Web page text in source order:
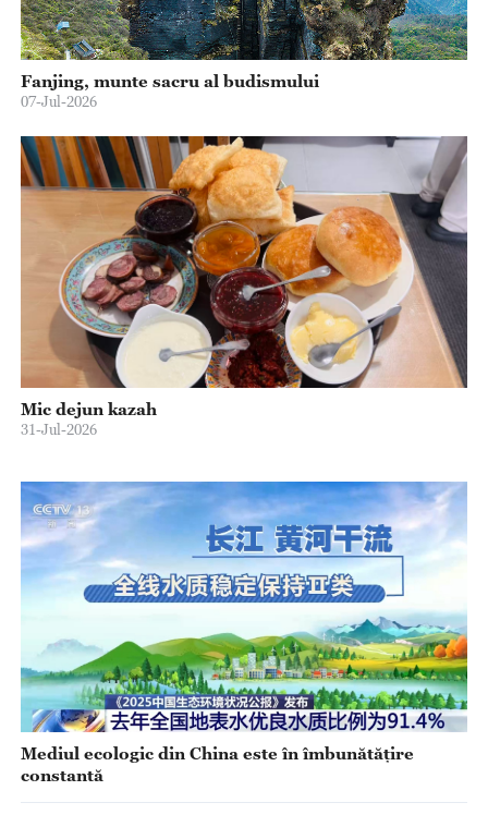
Fanjing, munte sacru al budismului
07-Jul-2026
Mic dejun kazah
31-Jul-2026
Mediul ecologic din China este în îmbunătățire
constantă